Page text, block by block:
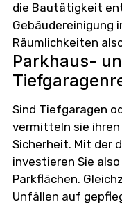
die Bautätigkeit
Gebäudereinigung
Räumlichkeiten
Parkhaus-
Sind Tiefgaragen
vermitteln sie
Sicherheit. Mit der
investieren Sie
Parkflächen.
Unfällen auf